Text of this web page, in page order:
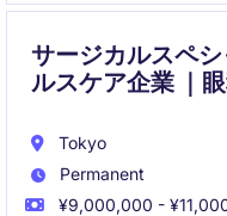
サージカルスペ
ルスケア企業 ｜
Tokyo
Permanent
¥9,000,000 -